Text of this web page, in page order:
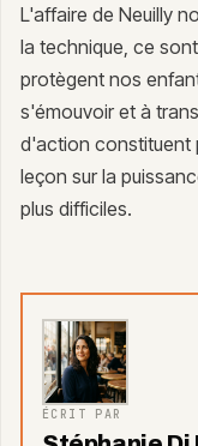
L'affaire de Neuilly
la technique, ce
protègent nos
s'émouvoir et à
d'action constituent
leçon sur la
plus difficiles.
ÉCRIT PAR